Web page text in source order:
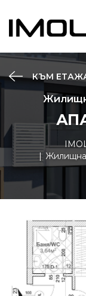
КЪМ
Жилищна